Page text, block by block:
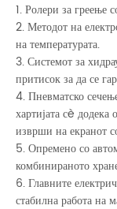
1. Ролери за греење
2. Методот на
на температурата.
3. Системот за
притисок за да се
4. Пневматско
хартијата сè додека
изврши на екранот
5. Опремено со
комбинираното
6. Главните
стабилна работа на